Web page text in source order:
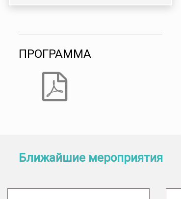
ПРОГРАММА
Ближайшие мероприятия